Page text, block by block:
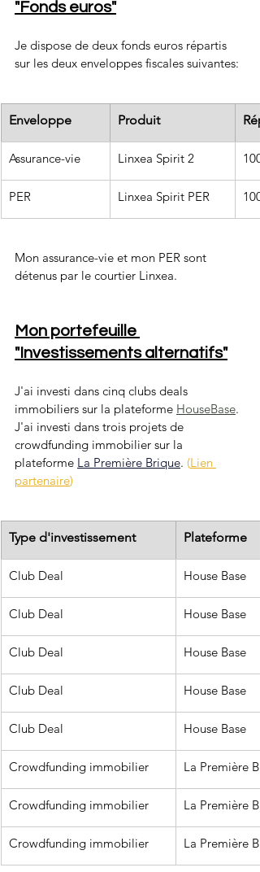
"Fonds euros"
Je dispose de deux fonds euros répartis
sur les deux enveloppes fiscales suivantes:
Enveloppe Produit
Assurance-vie Linxea Spirit 2
PER Linxea Spirit PER
Mon assurance-vie et mon PER sont
détenus par le courtier Linxea.
Mon portefeuille
"Investissements alternatifs"
J'ai investi dans cinq clubs deals
immobiliers sur la plateforme HouseBase.
J'ai investi dans trois projets de
crowdfunding immobilier sur la
plateforme La Première Brique. (Lien
partenaire)
Type d'investissement Plateforme
Club Deal House Base
Club Deal House Base
Club Deal House Base
Club Deal House Base
Club Deal House Base
Crowdfunding immobilier La Première
Crowdfunding immobilier La Première
Crowdfunding immobilier La Première